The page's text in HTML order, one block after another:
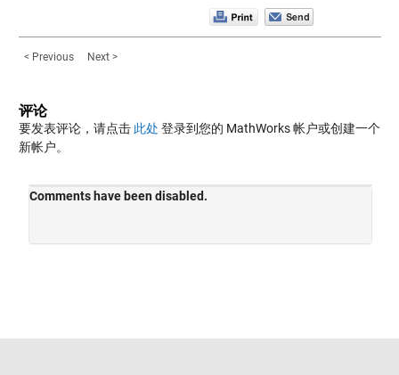
< Previous Next >
评论
要发表评论，请点击 此处 登录到您的 MathWorks 帐户或创建一个
新帐户。